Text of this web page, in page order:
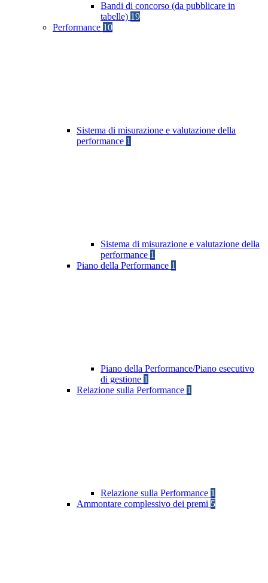
Bandi di concorso (da pubblicare in
tabelle) 19
Performance 10
Sistema di misurazione e valutazione della
performance 1
Sistema di misurazione e valutazione della
performance 1
Piano della Performance 1
Piano della Performance/Piano esecutivo
di gestione 1
Relazione sulla Performance 1
Relazione sulla Performance 1
Ammontare complessivo dei premi 5